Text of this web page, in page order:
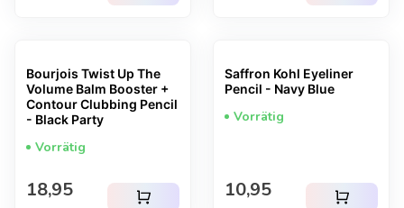
Bourjois Twist Up The
Volume Balm Booster +
Contour Clubbing Pencil
- Black Party
Vorrätig
Regulärer Preis
18,95 shopping_cart
Saffron Kohl Eyeliner
Pencil - Navy Blue
Vorrätig
Regulärer Preis
10,95 shopping_cart